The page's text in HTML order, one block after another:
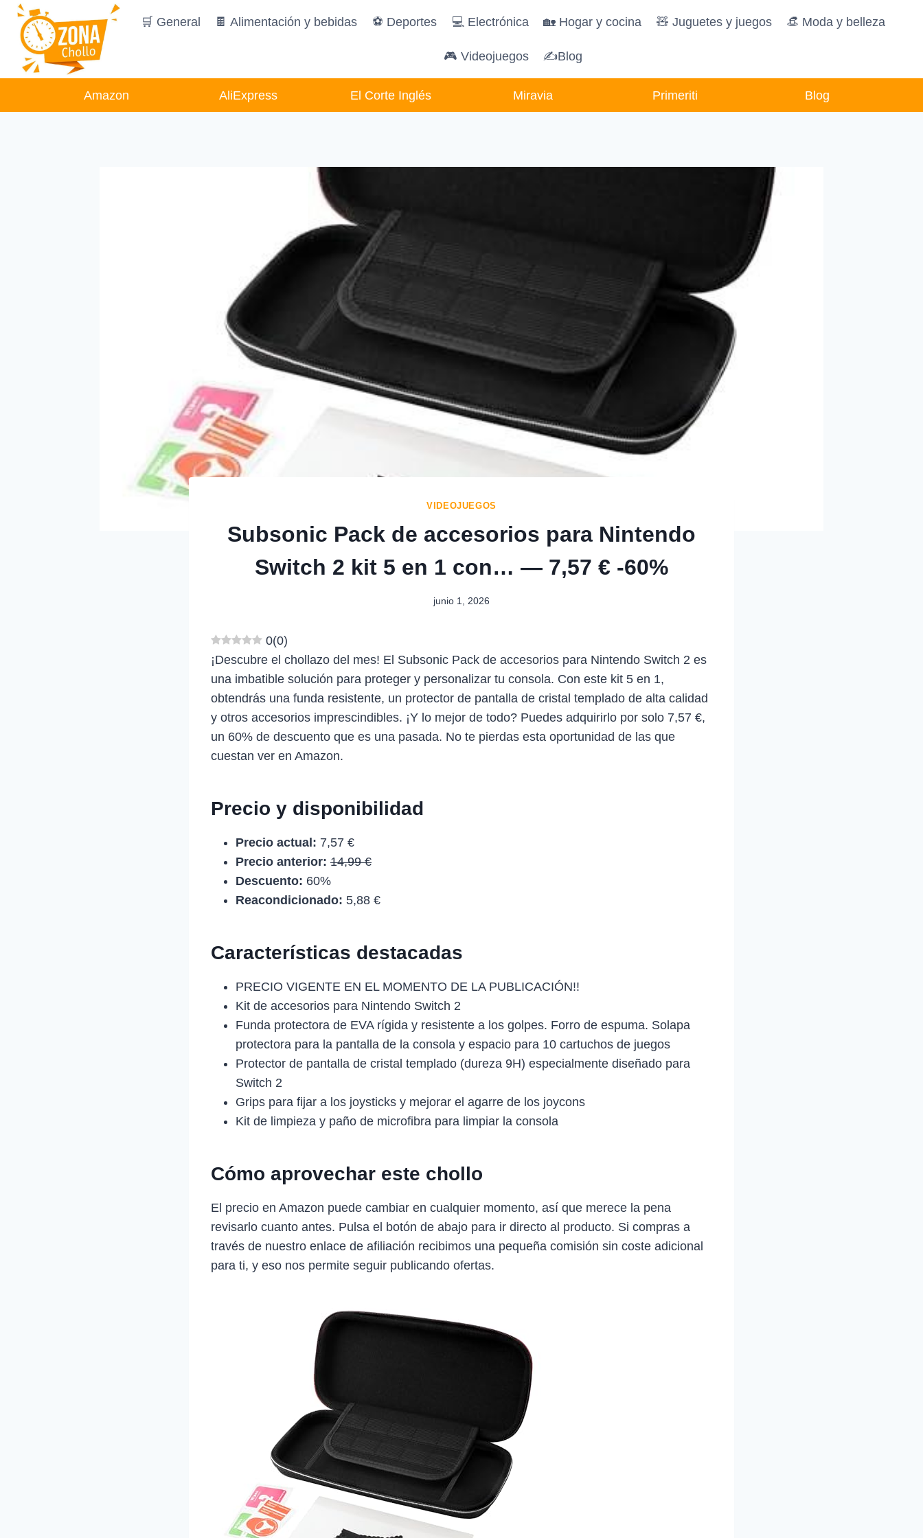
Saltar
contenido
🛒 General 🍫 Alimentación y bebidas ️⚽️ Deportes 💻 Electrónica 🏡 Hogar y cocina 🧸️ Juguetes y juegos 👒 Moda y belleza
🎮 Videojuegos ✍Blog
Amazon AliExpress El Corte Inglés Miravia Primeriti Blog
VIDEOJUEGOS
Subsonic Pack de accesorios para Nintendo
Switch 2 kit 5 en 1 con… — 7,57 € -60%
junio 1, 2026
0(0)
¡Descubre el chollazo del mes! El Subsonic Pack de accesorios para Nintendo Switch 2 es
una imbatible solución para proteger y personalizar tu consola. Con este kit 5 en 1,
obtendrás una funda resistente, un protector de pantalla de cristal templado de alta calidad
y otros accesorios imprescindibles. ¡Y lo mejor de todo? Puedes adquirirlo por solo 7,57 €,
un 60% de descuento que es una pasada. No te pierdas esta oportunidad de las que
cuestan ver en Amazon.
Precio y disponibilidad
Precio actual: 7,57 €
Precio anterior: 14,99 €
Descuento: 60%
Reacondicionado: 5,88 €
Características destacadas
PRECIO VIGENTE EN EL MOMENTO DE LA PUBLICACIÓN!!
Kit de accesorios para Nintendo Switch 2
Funda protectora de EVA rígida y resistente a los golpes. Forro de espuma. Solapa
protectora para la pantalla de la consola y espacio para 10 cartuchos de juegos
Protector de pantalla de cristal templado (dureza 9H) especialmente diseñado para
Switch 2
Grips para fijar a los joysticks y mejorar el agarre de los joycons
Kit de limpieza y paño de microfibra para limpiar la consola
Cómo aprovechar este chollo
El precio en Amazon puede cambiar en cualquier momento, así que merece la pena
revisarlo cuanto antes. Pulsa el botón de abajo para ir directo al producto. Si compras a
través de nuestro enlace de afiliación recibimos una pequeña comisión sin coste adicional
para ti, y eso nos permite seguir publicando ofertas.